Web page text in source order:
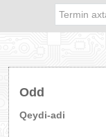
Odd
Qeydi-adi